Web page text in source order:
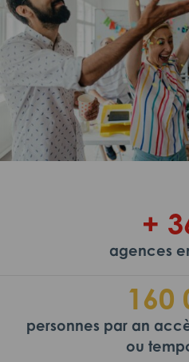
+
agences
160
personnes par an
ou